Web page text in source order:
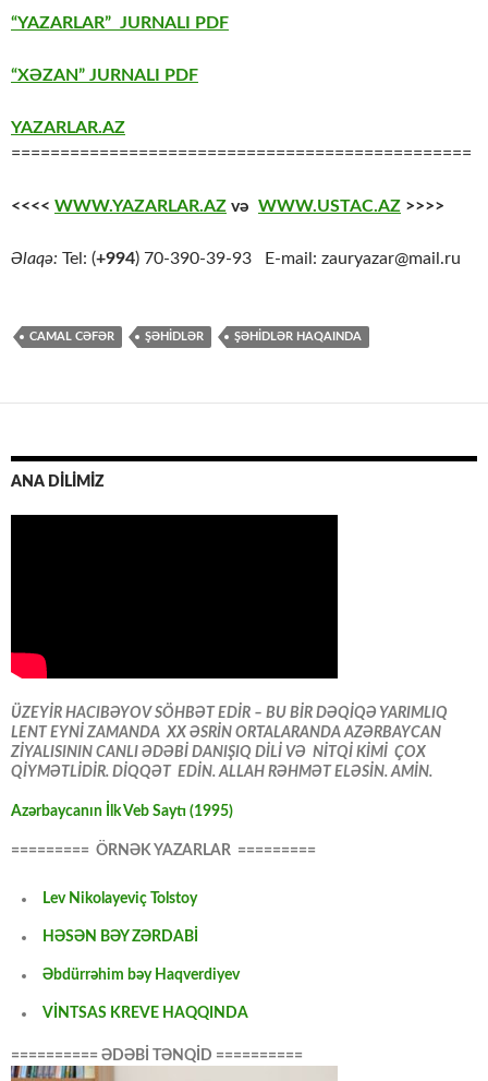
“YAZARLAR” JURNALI PDF
“XƏZAN” JURNALI PDF
YAZARLAR.AZ
===============================================
<<<< WWW.YAZARLAR.AZ və WWW.USTAC.AZ >>>>
Əlaqə: Tel: (+994) 70-390-39-93 E-mail: zauryazar@mail.ru
CAMAL CƏFƏR ŞƏHİDLƏR ŞƏHİDLƏR HAQAINDA
ANA DİLİMİZ
ÜZEYİR HACIBƏYOV SÖHBƏT EDİR – BU BİR DƏQİQƏ YARIMLIQ
LENT EYNİ ZAMANDA XX ƏSRİN ORTALARANDA AZƏRBAYCAN
ZİYALISININ CANLI ƏDƏBİ DANIŞIQ DİLİ VƏ NİTQİ KİMİ ÇOX
QİYMƏTLİDİR. DİQQƏT EDİN. ALLAH RƏHMƏT ELƏSİN. AMİN.
Azərbaycanın İlk Veb Saytı (1995)
========= ÖRNƏK YAZARLAR =========
Lev Nikolayeviç Tolstoy
HƏSƏN BƏY ZƏRDABİ
Əbdürrəhim bəy Haqverdiyev
VİNTSAS KREVE HAQQINDA
========== ƏDƏBİ TƏNQİD ==========